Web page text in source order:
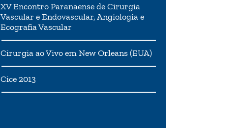
XV Encontro Paranaense de Cirurgia
Vascular e Endovascular, Angiologia e
Ecografia Vascular
Cirurgia ao Vivo em New Orleans (EUA)
Cice 2013